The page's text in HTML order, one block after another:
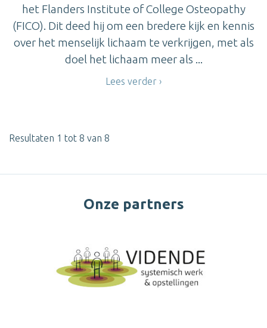
het Flanders Institute of College Osteopathy
(FICO). Dit deed hij om een bredere kijk en kennis
over het menselijk lichaam te verkrijgen, met als
doel het lichaam meer als ...
Lees verder
Resultaten 1 tot 8 van 8
Onze partners